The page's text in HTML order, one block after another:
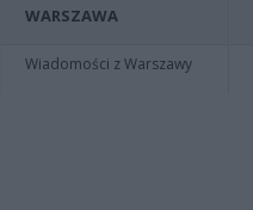
WARSZAWA
Wiadomości z Warszawy